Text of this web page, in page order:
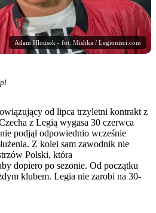
Adam Hlousek - fot. Mishka / Legionisci.com
od lipca trzyletni kontrakt z
z Legią wygasa 30 czerwca
podjął odpowiednio wcześnie
Z kolei sam zawodnik nie
Polski, która
dopiero po sezonie. Od początku
klubem. Legia nie zarobi na 30-